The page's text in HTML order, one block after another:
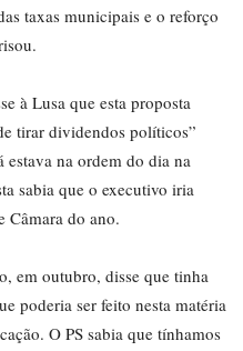
taxas municipais e o reforço
à Lusa que esta proposta
tirar dividendos políticos”
estava na ordem do dia na
sabia que o executivo iria
Câmara do ano.
em outubro, disse que tinha
poderia ser feito nesta matéria
O PS sabia que tínhamos